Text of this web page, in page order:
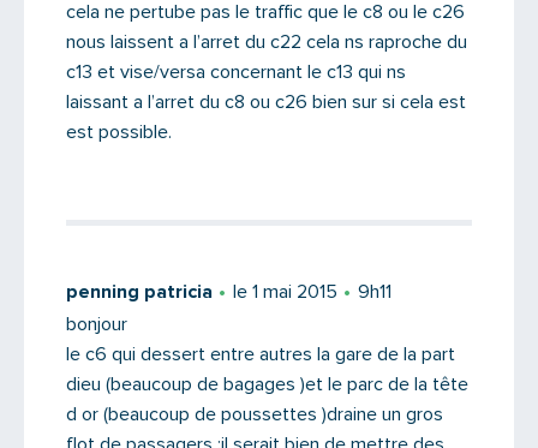
cela ne pertube pas le traffic que le c8 ou le c26
nous laissent a l’arret du c22 cela ns raproche du
c13 et vise/versa concernant le c13 qui ns
laissant a l’arret du c8 ou c26 bien sur si cela est
est possible.
penning patricia le 1 mai 2015
9h11
bonjour
le c6 qui dessert entre autres la gare de la part
dieu (beaucoup de bagages )et le parc de la tête
d or (beaucoup de poussettes )draine un gros
flot de passagers :il serait bien de mettre des